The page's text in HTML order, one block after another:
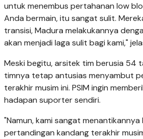
untuk menembus pertahanan low
Anda bermain, itu sangat sulit.
transisi, Madura melakukannya
akan menjadi laga sulit bagi kami,"
Meski begitu, arsitek tim berusia 54
timnya tetap antusias menyambut
terakhir musim ini. PSIM ingin
hadapan suporter sendiri.
"Namun, kami sangat menantikannya
pertandingan kandang terakhir